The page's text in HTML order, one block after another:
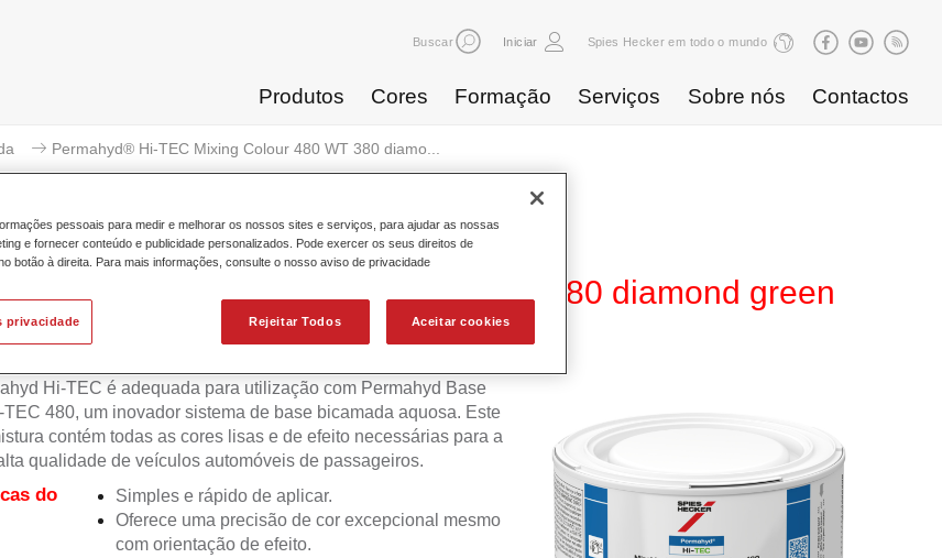
Buscar Iniciar Spies Hecker em todo o mundo
Produtos Cores Formação Serviços Sobre nós Contactos
Permahyd® Hi-TEC Mixing Colour 480 WT 380 diamo...
Hi-TEC Mixing Colour 480 WT 380 diamond green
Hi-TEC é adequada para utilização com Permahyd Base
480, um inovador sistema de base bicamada aquosa. Este
contém todas as cores lisas e de efeito necessárias para a
qualidade de veículos automóveis de passageiros.
do
Simples e rápido de aplicar.
Oferece uma precisão de cor excepcional mesmo
com orientação de efeito.
pessoais para medir e melhorar os nossos sites e serviços, para ajudar as nossas
e fornecer conteúdo e publicidade personalizados. Pode exercer os seus direitos de
botão à direita. Para mais informações, consulte o nosso aviso de privacidade
Rejeitar Todos Aceitar cookies
privacidade